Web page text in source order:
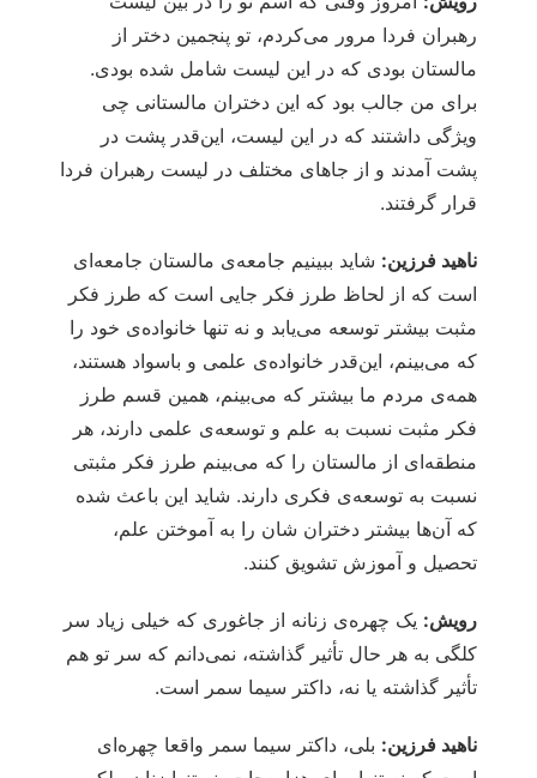
رهبران فردا مرور می‌کردم، تو پنجمین دختر از
مالستان بودی که در این لیست شامل شده بودی.
برای من جالب بود که این دختران مالستانی چی
ویژگی داشتند که در این لیست، این‌قدر پشت در
پشت آمدند و از جاهای مختلف در لیست رهبران فردا
قرار گرفتند.
ناهید فرزین: شاید ببینیم جامعه‌ی مالستان جامعه‌ای
است که از لحاظ طرز فکر جایی است که طرز فکر
مثبت بیشتر توسعه می‌یابد و نه تنها خانواده‌ی خود را
که می‌بینم، این‌قدر خانواده‌ی علمی و باسواد هستند،
همه‌ی مردم ما بیشتر که می‌بینم، همین قسم طرز
فکر مثبت نسبت به علم و توسعه‌ی علمی دارند، هر
منطقه‌ای از مالستان را که می‌بینم طرز فکر مثبتی
نسبت به توسعه‌ی فکری دارند. شاید این باعث شده
که آن‌ها بیشتر دختران شان را به آموختن علم،
تحصیل و آموزش تشویق کنند.
رویش: یک چهره‌ی زنانه از جاغوری که خیلی زیاد سر
کلگی به هر حال تأثیر گذاشته، نمی‌دانم که سر تو هم
تأثیر گذاشته یا نه، داکتر سیما سمر است.
ناهید فرزین: بلی، داکتر سیما سمر واقعا چهره‌ای